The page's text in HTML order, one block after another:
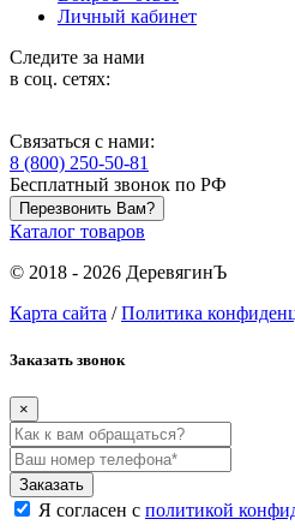
Личный кабинет
Следите за нами
в соц. сетях:
Связаться с нами:
8 (800) 250-50-81
Бесплатный звонок по РФ
Перезвонить Вам?
Каталог товаров
© 2018 - 2026 ДеревягинЪ
Карта сайта /Политика
Заказать звонок
×
Заказать
Я согласен с политикой